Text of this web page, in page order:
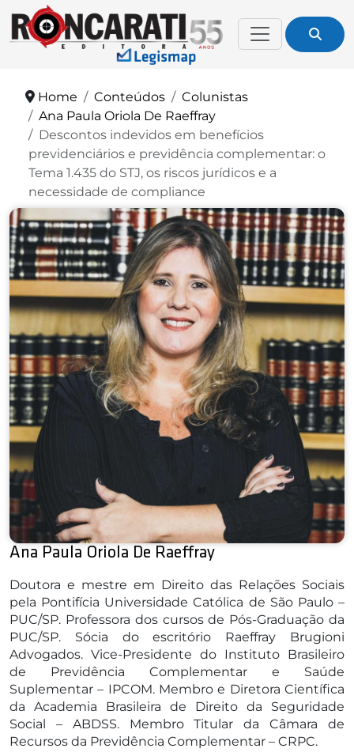
Home Conteúdos
Colunistas
Ana Paula Oriola De Raeffray
Descontos indevidos em benefícios
previdenciários e previdência complementar: o
Tema 1.435 do STJ, os riscos jurídicos e a
necessidade de compliance
Ana Paula Oriola De Raeffray
Doutora e mestre em Direito das Relações Sociais
pela Pontifícia Universidade Católica de São Paulo –
PUC/SP. Professora dos cursos de Pós-Graduação da
PUC/SP. Sócia do escritório Raeffray Brugioni
Advogados. Vice-Presidente do Instituto Brasileiro
de Previdência Complementar e Saúde
Suplementar – IPCOM. Membro e Diretora Científica
da Academia Brasileira de Direito da Seguridade
Social – ABDSS. Membro Titular da Câmara de
Recursos da Previdência Complementar – CRPC.